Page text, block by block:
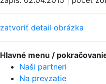
zatvoriť detail obrázka
Hlavné menu /
Naši partneri
Na prevzatie